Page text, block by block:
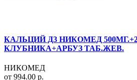
КАЛЬЦИЙ Д3 НИКОМЕД
КЛУБНИКА+АРБУЗ ТАБ.ЖЕВ.
НИКОМЕД
от 994.00 р.